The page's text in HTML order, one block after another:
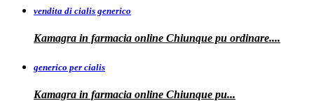
vendita di cialis generico
Kamagra in farmacia online Chiunque pu ordinare....
generico per cialis
Kamagra in farmacia online Chiunque pu...